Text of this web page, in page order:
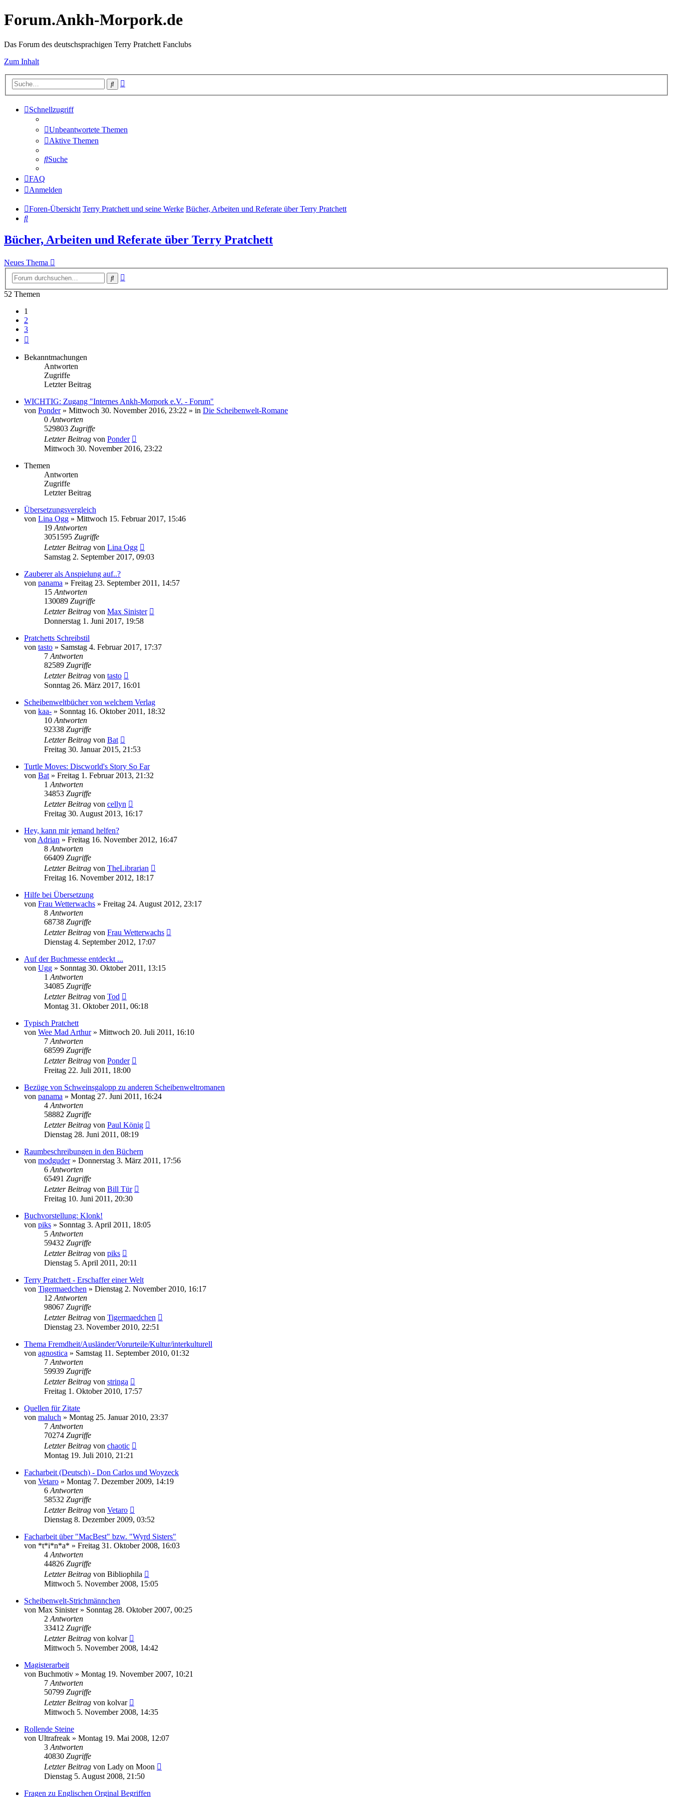
Forum.Ankh-Morpork.de
Das Forum des deutschsprachigen Terry Pratchett Fanclubs
Zum Inhalt
Suche
Schnellzugriff
Unbeantwortete Themen
Aktive Themen
Suche
FAQ
Anmelden
Foren-Übersicht Terry Pratchett und seine Werke Bücher, Arbeiten und Referate über Terry Pratchett
Suche
Bücher, Arbeiten und Referate über Terry Pratchett
Neues Thema
Suche
52 Themen
1
2
3
Bekanntmachungen
Antworten
Zugriffe
Letzter Beitrag
WICHTIG: Zugang "Internes Ankh-Morpork e.V. - Forum"
von Ponder» Mittwoch 30. November 2016, 23:22 » in Die Scheibenwelt-Romane
0 Antworten
529803 Zugriffe
Letzter Beitrag von Ponder
Mittwoch 30. November 2016, 23:22
Themen
Antworten
Zugriffe
Letzter Beitrag
Übersetzungsvergleich
von Lina Ogg » Mittwoch 15. Februar 2017, 15:46
19 Antworten
3051595 Zugriffe
Letzter Beitrag von Lina Ogg
Samstag 2. September 2017, 09:03
Zauberer als Anspielung auf..?
von panama » Freitag 23. September 2011, 14:57
15 Antworten
130089 Zugriffe
Letzter Beitrag von Max Sinister
Donnerstag 1. Juni 2017, 19:58
Pratchetts Schreibstil
von tasto » Samstag 4. Februar 2017, 17:37
7 Antworten
82589 Zugriffe
Letzter Beitrag von tasto
Sonntag 26. März 2017, 16:01
Scheibenweltbücher von welchem Verlag
von kaa- » Sonntag 16. Oktober 2011, 18:32
10 Antworten
92338 Zugriffe
Letzter Beitrag von Bat
Freitag 30. Januar 2015, 21:53
Turtle Moves: Discworld's Story So Far
von Bat » Freitag 1. Februar 2013, 21:32
1 Antworten
34853 Zugriffe
Letzter Beitrag von cellyn
Freitag 30. August 2013, 16:17
Hey, kann mir jemand helfen?
von Adrian » Freitag 16. November 2012, 16:47
8 Antworten
66409 Zugriffe
Letzter Beitrag von TheLibrarian
Freitag 16. November 2012, 18:17
Hilfe bei Übersetzung
von Frau Wetterwachs » Freitag 24. August 2012, 23:17
8 Antworten
68738 Zugriffe
Letzter Beitrag von Frau Wetterwachs
Dienstag 4. September 2012, 17:07
Auf der Buchmesse entdeckt ...
von Ugg » Sonntag 30. Oktober 2011, 13:15
1 Antworten
34085 Zugriffe
Letzter Beitrag von Tod
Montag 31. Oktober 2011, 06:18
Typisch Pratchett
von Wee Mad Arthur» Mittwoch 20. Juli 2011, 16:10
7 Antworten
68599 Zugriffe
Letzter Beitrag von Ponder
Freitag 22. Juli 2011, 18:00
Bezüge von Schweinsgalopp zu anderen Scheibenweltromanen
von panama » Montag 27. Juni 2011, 16:24
4 Antworten
58882 Zugriffe
Letzter Beitrag von Paul König
Dienstag 28. Juni 2011, 08:19
Raumbeschreibungen in den Büchern
von modguder» Donnerstag 3. März 2011, 17:56
6 Antworten
65491 Zugriffe
Letzter Beitrag von Bill Tür
Freitag 10. Juni 2011, 20:30
Buchvorstellung: Klonk!
von piks » Sonntag 3. April 2011, 18:05
5 Antworten
59432 Zugriffe
Letzter Beitrag von piks
Dienstag 5. April 2011, 20:11
Terry Pratchett - Erschaffer einer Welt
von Tigermaedchen » Dienstag 2. November 2010, 16:17
12 Antworten
98067 Zugriffe
Letzter Beitrag von Tigermaedchen
Dienstag 23. November 2010, 22:51
Thema Fremdheit/Ausländer/Vorurteile/Kultur/interkulturell
von agnostica » Samstag 11. September 2010, 01:32
7 Antworten
59939 Zugriffe
Letzter Beitrag von stringa
Freitag 1. Oktober 2010, 17:57
Quellen für Zitate
von maluch » Montag 25. Januar 2010, 23:37
7 Antworten
70274 Zugriffe
Letzter Beitrag von chaotic
Montag 19. Juli 2010, 21:21
Facharbeit (Deutsch) - Don Carlos und Woyzeck
von Vetaro » Montag 7. Dezember 2009, 14:19
6 Antworten
58532 Zugriffe
Letzter Beitrag von Vetaro
Dienstag 8. Dezember 2009, 03:52
Facharbeit über "MacBest" bzw. "Wyrd Sisters"
von *t*i*n*a* » Freitag 31. Oktober 2008, 16:03
4 Antworten
44826 Zugriffe
Letzter Beitrag von Bibliophila
Mittwoch 5. November 2008, 15:05
Scheibenwelt-Strichmännchen
von Max Sinister» Sonntag 28. Oktober 2007, 00:25
2 Antworten
33412 Zugriffe
Letzter Beitrag von kolvar
Mittwoch 5. November 2008, 14:42
Magisterarbeit
von Buchmotiv » Montag 19. November 2007, 10:21
7 Antworten
50799 Zugriffe
Letzter Beitrag von kolvar
Mittwoch 5. November 2008, 14:35
Rollende Steine
von Ultrafreak » Montag 19. Mai 2008, 12:07
3 Antworten
40830 Zugriffe
Letzter Beitrag von Lady on Moon
Dienstag 5. August 2008, 21:50
Fragen zu Englischen Orginal Begriffen